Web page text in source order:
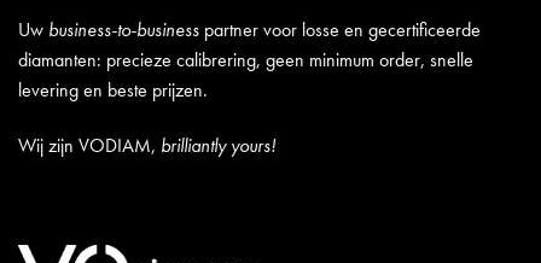
Uw business-to-business partner voor losse en gecertificeerde
diamanten: precieze calibrering, geen minimum order, snelle
levering en beste prijzen.
Wij zijn VODIAM, brilliantly yours!